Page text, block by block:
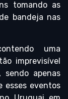
tomando as
bandeja nas
uma
imprevisível
sendo apenas
esses eventos